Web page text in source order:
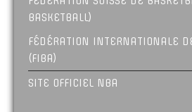
BASKETBALL)
FÉDÉRATION INTERNATIONALE
(FIBA)
SITE OFFICIEL NBA